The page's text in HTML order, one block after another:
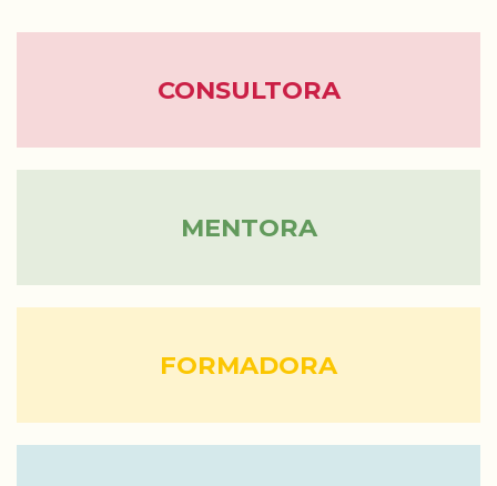
CONSULTORA
MENTORA
FORMADORA